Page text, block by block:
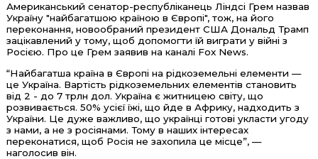
Американський сенатор-республіканець Ліндсі Грем назвав
Україну "найбагатшою країною в Європі", тож, на його
переконання, новообраний президент США Дональд Трамп
зацікавлений у тому, щоб допомогти їй виграти у війні з
Росією. Про це Грем заявив на каналі Fox News.
“Найбагатша країна в Європі на рідкоземельні елементи —
це Україна. Вартість рідкоземельних елементів становить
від 2 - до 7 трлн дол. Україна є житницею світу, що
розвивається. 50% усієї їжі, що йде в Африку, надходить з
України. Це дуже важливо, що українці готові укласти угоду
з нами, а не з росіянами. Тому в наших інтересах
переконатися, щоб Росія не захопила це місце”, —
наголосив він.